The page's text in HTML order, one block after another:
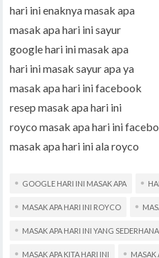
hari ini enaknya masak apa
masak apa hari ini sayur
google hari ini masak apa
hari ini masak sayur apa ya
masak apa hari ini facebook
resep masak apa hari ini
royco masak apa hari ini
masak apa hari ini ala royco
GOOGLE HARI INI MASAK APA
MASAK APA HARI INI ROYCO
MASAK APA HARI INI YANG
MASAK APA KITA HARI INI MASAK